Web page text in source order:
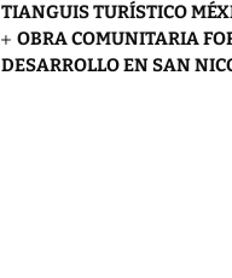
TIANGUIS TURÍSTICO
OBRA COMUNITARIA
DESARROLLO EN SAN